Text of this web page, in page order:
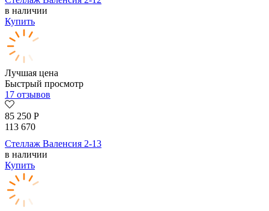
в наличии
Купить
Лучшая цена
Быстрый просмотр
17 отзывов
85 250 Р
113 670
Стеллаж Валенсия 2-13
в наличии
Купить